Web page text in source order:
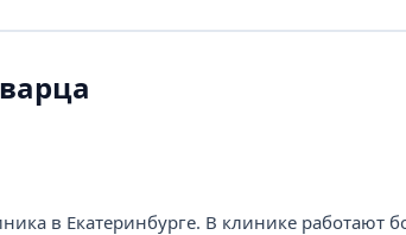
в Екатеринбурге. В клинике работают